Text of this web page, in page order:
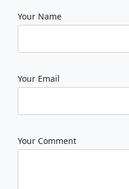
Your Name
Your Email
Your Comment